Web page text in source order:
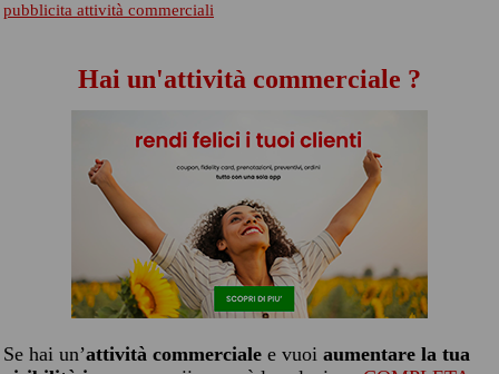
pubblicita attività commerciali
Hai un'attività commerciale ?
Se hai un’attività commerciale e vuoi aumentare la tua